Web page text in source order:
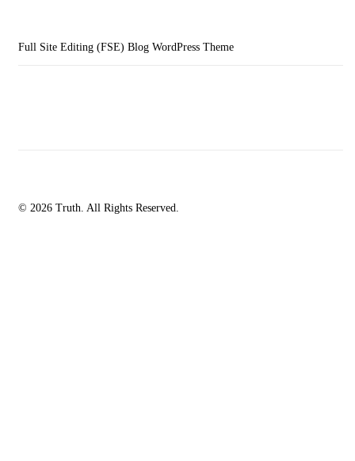
Full Site Editing (FSE) Blog WordPress Theme
© 2026 Truth. All Rights Reserved.